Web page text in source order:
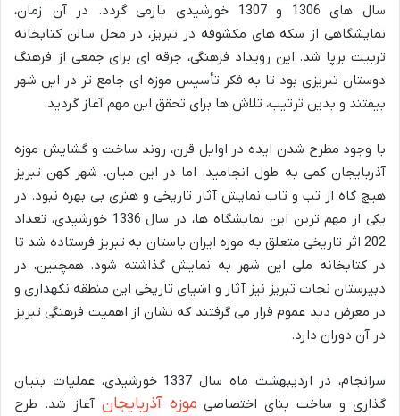
سال های 1306 و 1307 خورشیدی بازمی گردد. در آن زمان،
نمایشگاهی از سکه های مکشوفه در تبریز، در محل سالن کتابخانه
تربیت برپا شد. این رویداد فرهنگی، جرقه ای برای جمعی از فرهنگ
دوستان تبریزی بود تا به فکر تأسیس موزه ای جامع تر در این شهر
بیفتند و بدین ترتیب، تلاش ها برای تحقق این مهم آغاز گردید.
با وجود مطرح شدن ایده در اوایل قرن، روند ساخت و گشایش موزه
آذربایجان کمی به طول انجامید. اما در این میان، شهر کهن تبریز
هیچ گاه از تب و تاب نمایش آثار تاریخی و هنری بی بهره نبود. در
یکی از مهم ترین این نمایشگاه ها، در سال 1336 خورشیدی، تعداد
202 اثر تاریخی متعلق به موزه ایران باستان به تبریز فرستاده شد تا
در کتابخانه ملی این شهر به نمایش گذاشته شود. همچنین، در
دبیرستان نجات تبریز نیز آثار و اشیای تاریخی این منطقه نگهداری و
در معرض دید عموم قرار می گرفتند که نشان از اهمیت فرهنگی تبریز
در آن دوران دارد.
سرانجام، در اردیبهشت ماه سال 1337 خورشیدی، عملیات بنیان
گذاری و ساخت بنای اختصاصی موزه آذربایجان آغاز شد. طرح